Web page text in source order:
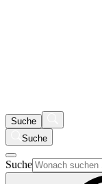
Suche
Suche
Suche